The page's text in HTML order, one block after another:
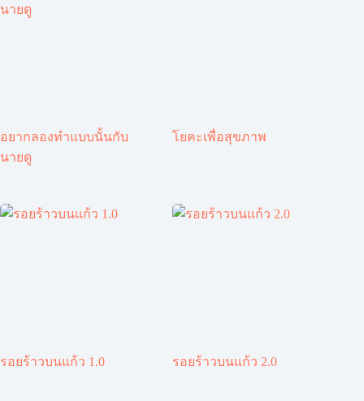
อยากลองทำแบบนั้นกับ
นายดู
โยคะเพื่อสุขภาพ
รอยร้าวบนแก้ว 1.0 รอยร้าวบนแก้ว 2.0